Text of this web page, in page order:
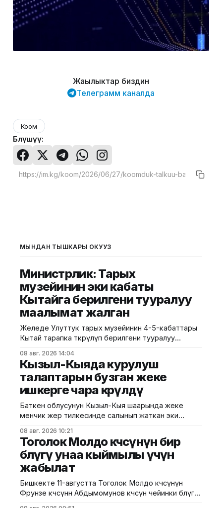
Жаңылыктар биздин
Телеграмм каналда
Коом
Бөлүшүү:
МЫНДАН ТЫШКАРЫ ОКУҢУЗ
Министрлик: Тарых
музейинин эки кабаты
Кытайга берилгени тууралуу
маалымат жалган
Желеде Улуттук тарых музейинин 4-5-кабаттары
Кытай тарапка өткөрүлүп берилгени тууралуу
Маданият, маалымат жана жаштар саясаты
министрлиги билдирди. Министрликтин
маалыматына караганда, музейдин эч бир бөлүгү
чет өлкөлүк мекемелерге менчикке, ижарага же
туруктуу пайдаланууга берилген эмес.
Белгилегендей, “Гармония сулуулукту жаратат:
Байыркы Кытай цивилизациясынын көркөм өнөр
08 авг. 2026 14:04
Кызыл-Кыяда курулуш
талаптарын бузган жеке
ишкерге чара көрүлдү
Баткен облусунун Кызыл-Кыя шаарында жеке
менчик жер тилкесинде салынып жаткан эки
бузуулар аныкталды. Бул тууралуу Курулуш,
архитектура жана турак жай-коммуналдык чарба
министрлигинин басма сөз кызматы билдирди.
Маалыматка ылайык, Кулатов көчөсүндө жайгашкан
жана долбоордук документтер таризделбестен
жүргүзүлгөн. Жер казууда
08 авг. 2026 10:21
Тоголок Молдо көчөсүнүн бир
бөлүгү унаа кыймылы үчүн
жабылат
Бишкекте 11-августта Тоголок Молдо көчөсүнүн
Фрунзе көчөсүнөн Абдымомунов көчөсүнө чейинки бөлүгү